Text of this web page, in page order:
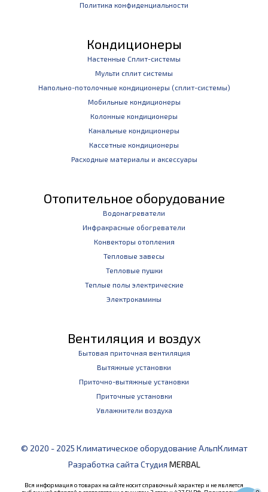
Политика конфиденциальности
Кондиционеры
Настенные Сплит-системы
Мульти сплит системы
Напольно-потолочные кондиционеры (сплит-системы)
Мобильные кондиционеры
Колонные кондиционеры
Канальные кондиционеры
Кассетные кондиционеры
Расходные материалы и аксессуары
Отопительное оборудование
Водонагреватели
Инфракрасные обогреватели
Конвекторы отопления
Тепловые завесы
Тепловые пушки
Теплые полы электрические
Электрокамины
Вентиляция и воздух
Бытовая приточная вентиляция
Вытяжные установки
Приточно-вытяжные установки
Приточные установки
Увлажнители воздуха
© 2020 - 2025 Климатическое оборудование АльпКлимат
Разработка сайта Студия MERBAL
Вся информация о товарах на сайте носит справочный характер и не является